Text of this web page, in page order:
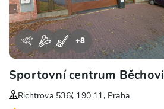
+8
Sportovní centrum
Richtrova 536/, 190 11, Praha